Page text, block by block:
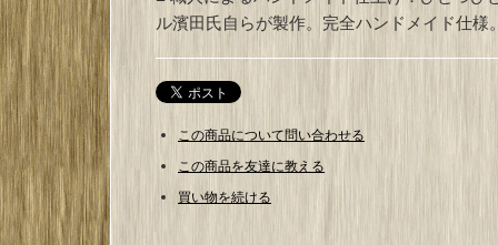
ル濱田氏自らが製作。完全ハンドメイド仕様
この商品について問い合わせる
この商品を友達に教える
買い物を続ける